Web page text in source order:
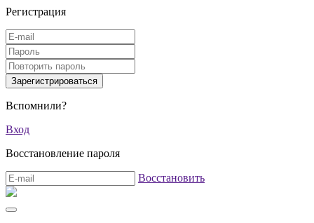
Регистрация
Вспомнили?
Вход
Восстановление пароля
Восстановить